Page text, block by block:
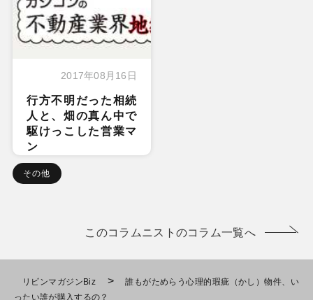
2017年08月16日
行方不明だった相続
人と、畑の真ん中で
駆けっこした営業マ
ン
その他
このコラムニストのコラム一覧へ
リビンマガジンBiz >
誰もがためらう心理的瑕疵（かし）物件、い
ったい誰が購入するの？